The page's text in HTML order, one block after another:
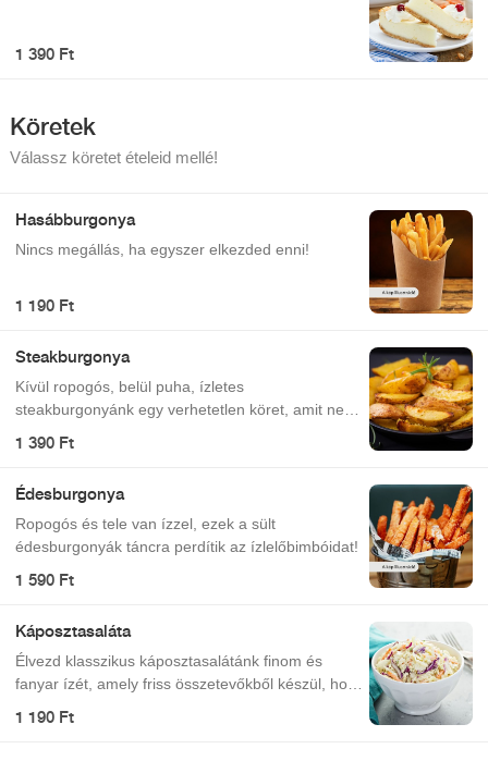
1 390 Ft
Köretek
Válassz köretet ételeid mellé!
Hasábburgonya
Nincs megállás, ha egyszer elkezded enni!
1 190 Ft
Steakburgonya
Kívül ropogós, belül puha, ízletes
steakburgonyánk egy verhetetlen köret, amit nem
1 390 Ft
Édesburgonya
Ropogós és tele van ízzel, ezek a sült
édesburgonyák táncra perdítik az ízlelőbimbóidat!
1 590 Ft
Káposztasaláta
Élvezd klasszikus káposztasalátánk finom és
fanyar ízét, amely friss összetevőkből készül, hogy
1 190 Ft